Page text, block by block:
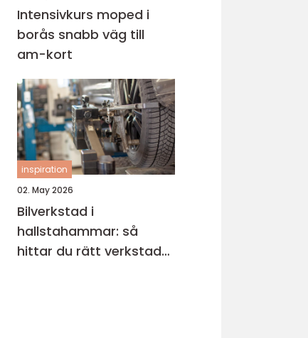
Intensivkurs moped i
borås snabb väg till
am-kort
inspiration
02. May 2026
Bilverkstad i
hallstahammar: så
hittar du rätt verkstad